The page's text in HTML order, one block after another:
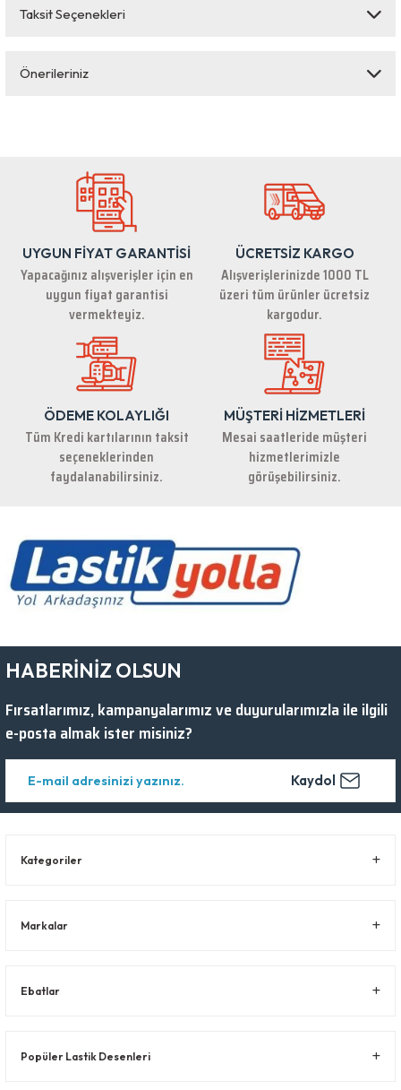
Bu ürüne ilk yorumu siz yapın!
Taksit Seçenekleri
Önerileriniz
Ürün resmi kalitesiz, bozuk veya görüntülenemiyor.
Ürün açıklamasında eksik bilgiler bulunuyor.
Ürün bilgilerinde hatalar bulunuyor.
Ürün fiyatı diğer sitelerden daha pahalı.
Bu ürüne benzer farklı alternatifler olmalı.
UYGUN FİYAT GARANTİSİ
Yapacağınız alışverişler için en
uygun fiyat garantisi
vermekteyiz.
ÜCRETSİZ KARGO
Alışverişlerinizde 1000 TL
üzeri tüm ürünler ücretsiz
kargodur.
ÖDEME KOLAYLIĞI
Tüm Kredi kartılarının taksit
seçeneklerinden
faydalanabilirsiniz.
MÜŞTERİ HİZMETLERİ
Mesai saatleride müşteri
hizmetlerimizle
görüşebilirsiniz.
HABERİNİZ OLSUN
Fırsatlarımız, kampanyalarımız ve duyurularımızla ile ilgili
e-posta almak ister misiniz?
Kaydol
Kategoriler
Markalar
Ebatlar
Popüler Lastik Desenleri